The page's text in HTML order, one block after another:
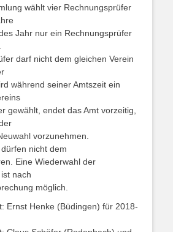
wählt vier Rechnungsprüfer
Jahr nur ein Rechnungsprüfer
darf nicht dem gleichen Verein
während seiner Amtszeit ein
gewählt, endet das Amt vorzeitig,
vorzunehmen.
nicht dem
Eine Wiederwahl der
nach
möglich.
Ernst Henke (Büdingen) für 2018-